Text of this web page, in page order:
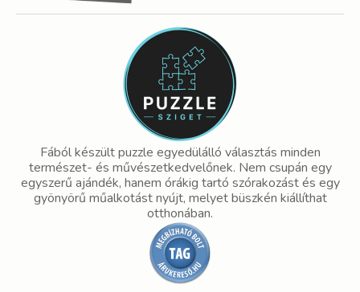
Fából készült puzzle egyedülálló választás minden
természet- és művészetkedvelőnek. Nem csupán egy
egyszerű ajándék, hanem órákig tartó szórakozást és egy
gyönyörű műalkotást nyújt, melyet büszkén kiállíthat
otthonában.